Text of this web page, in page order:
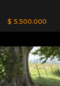
$ 5.500.000